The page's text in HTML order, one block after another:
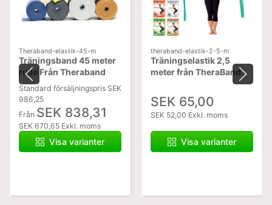
Theraband-elastik-45-m
Träningsband 45 meter
rulle Från Theraband
Standard försäljningspris SEK
986,25
Från SEK 838,31
SEK 670,65 Exkl. moms
Visa varianter
theraband-elastik-2-5-m
Träningselastik 2,5
meter från TheraBand
SEK 65,00
SEK 52,00 Exkl. moms
Visa varianter